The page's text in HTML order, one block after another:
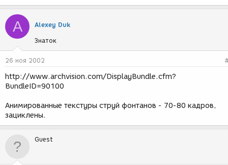
A Alexey Duk
Знаток
26 ноя 2002
http://www.archvision.com/DisplayBundle.cfm?
BundleID=90100
Анимированные текстуры струй фонтанов - 70-80 кадров,
зациклены.
Guest